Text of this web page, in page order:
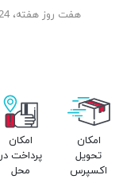
هفت روز هفته، 24 ساعت شبانه روز پاسخگوی شما هستیم
امکان
تحویل
اکسپرس
امکان
پرداخت در
محل